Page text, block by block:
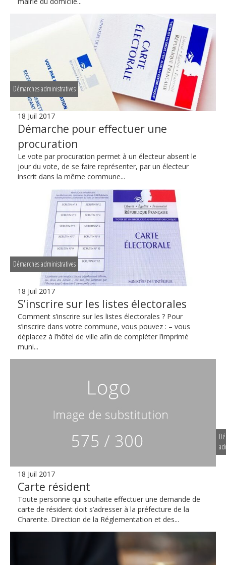
Démarches administratives
18 Juil 2017
Démarche pour effectuer une
procuration
Le vote par procuration permet à un électeur absent le
jour du vote, de se faire représenter, par un électeur
inscrit dans la même commune...
Démarches administratives
18 Juil 2017
S’inscrire sur les listes électorales
Comment s’inscrire sur les listes électorales ? Pour
s’inscrire dans votre commune, vous pouvez : – vous
déplacez à l’hôtel de ville afin de compléter l’imprimé
muni...
18 Juil 2017
Carte résident
Toute personne qui souhaite effectuer une demande de
carte de résident doit s’adresser à la préfecture de la
Charente. Direction de la Réglementation et des...